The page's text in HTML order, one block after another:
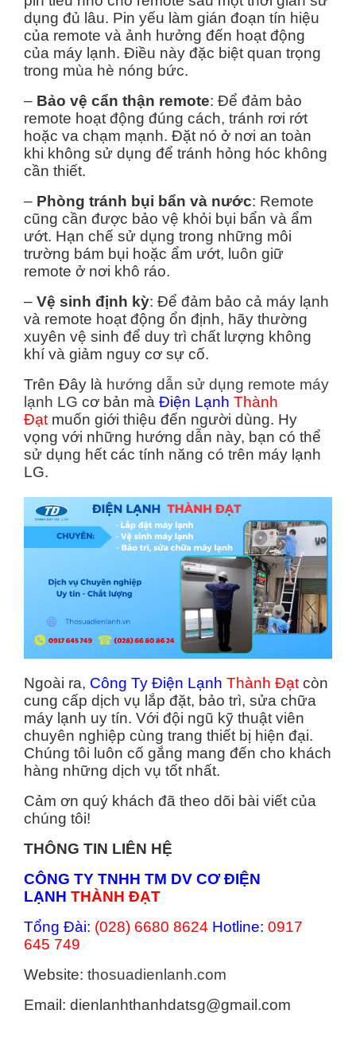
dụng đủ lâu. Pin yếu làm gián đoạn tín hiệu
của remote và ảnh hưởng đến hoạt động
của máy lạnh. Điều này đặc biệt quan trọng
trong mùa hè nóng bức.
– Bảo vệ cẩn thận remote: Để đảm bảo
remote hoạt động đúng cách, tránh rơi rớt
hoặc va chạm mạnh. Đặt nó ở nơi an toàn
khi không sử dụng để tránh hỏng hóc không
cần thiết.
– Phòng tránh bụi bẩn và nước: Remote
cũng cần được bảo vệ khỏi bụi bẩn và ẩm
ướt. Hạn chế sử dụng trong những môi
trường bám bụi hoặc ẩm ướt, luôn giữ
remote ở nơi khô ráo.
– Vệ sinh định kỳ: Để đảm bảo cả máy lạnh
và remote hoạt động ổn định, hãy thường
xuyên vệ sinh để duy trì chất lượng không
khí và giảm nguy cơ sự cố.
Trên Đây là hướng dẫn sử dụng remote máy
lạnh LG cơ bản mà Điện Lạnh Thành
Đạt muốn giới thiệu đến người dùng. Hy
vọng với những hướng dẫn này, bạn có thể
sử dụng hết các tính năng có trên máy lạnh
LG.
Ngoài ra, Công Ty Điện Lạnh Thành Đạt còn
cung cấp dịch vụ lắp đặt, bảo trì, sửa chữa
máy lạnh uy tín. Với đội ngũ kỹ thuật viên
chuyên nghiệp cùng trang thiết bị hiện đại.
Chúng tôi luôn cố gắng mang đến cho khách
hàng những dịch vụ tốt nhất.
Cảm ơn quý khách đã theo dõi bài viết của
chúng tôi!
THÔNG TIN LIÊN HỆ
CÔNG TY TNHH TM DV CƠ ĐIỆN
LẠNH THÀNH ĐẠT
Tổng Đài: (028) 6680 8624 Hotline: 0917
645 749
Website: thosuadienlanh.com
Email: dienlanhthanhdatsg@gmail.com